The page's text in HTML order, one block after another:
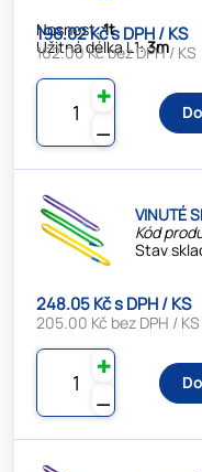
Nosnost:1t
Užitná délka L1:3m
196.02 Kč s DPH / KS
162.00 Kč bez DPH / KS
⚊
✚
VINUTÉ
Kód
Stav
248.05 Kč s DPH / KS
205.00 Kč bez DPH / KS
⚊
✚